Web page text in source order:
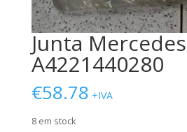
Junta Mercedes
A4221440280
€58.78 +IVA
8 em stock